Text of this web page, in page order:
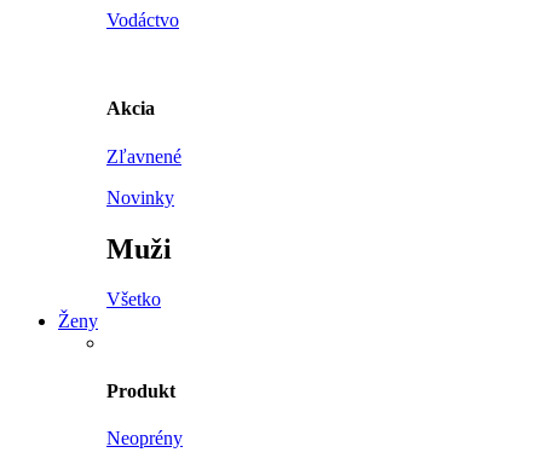
Vodáctvo
Akcia
Zľavnené
Novinky
Muži
Všetko
Ženy
Produkt
Neoprény